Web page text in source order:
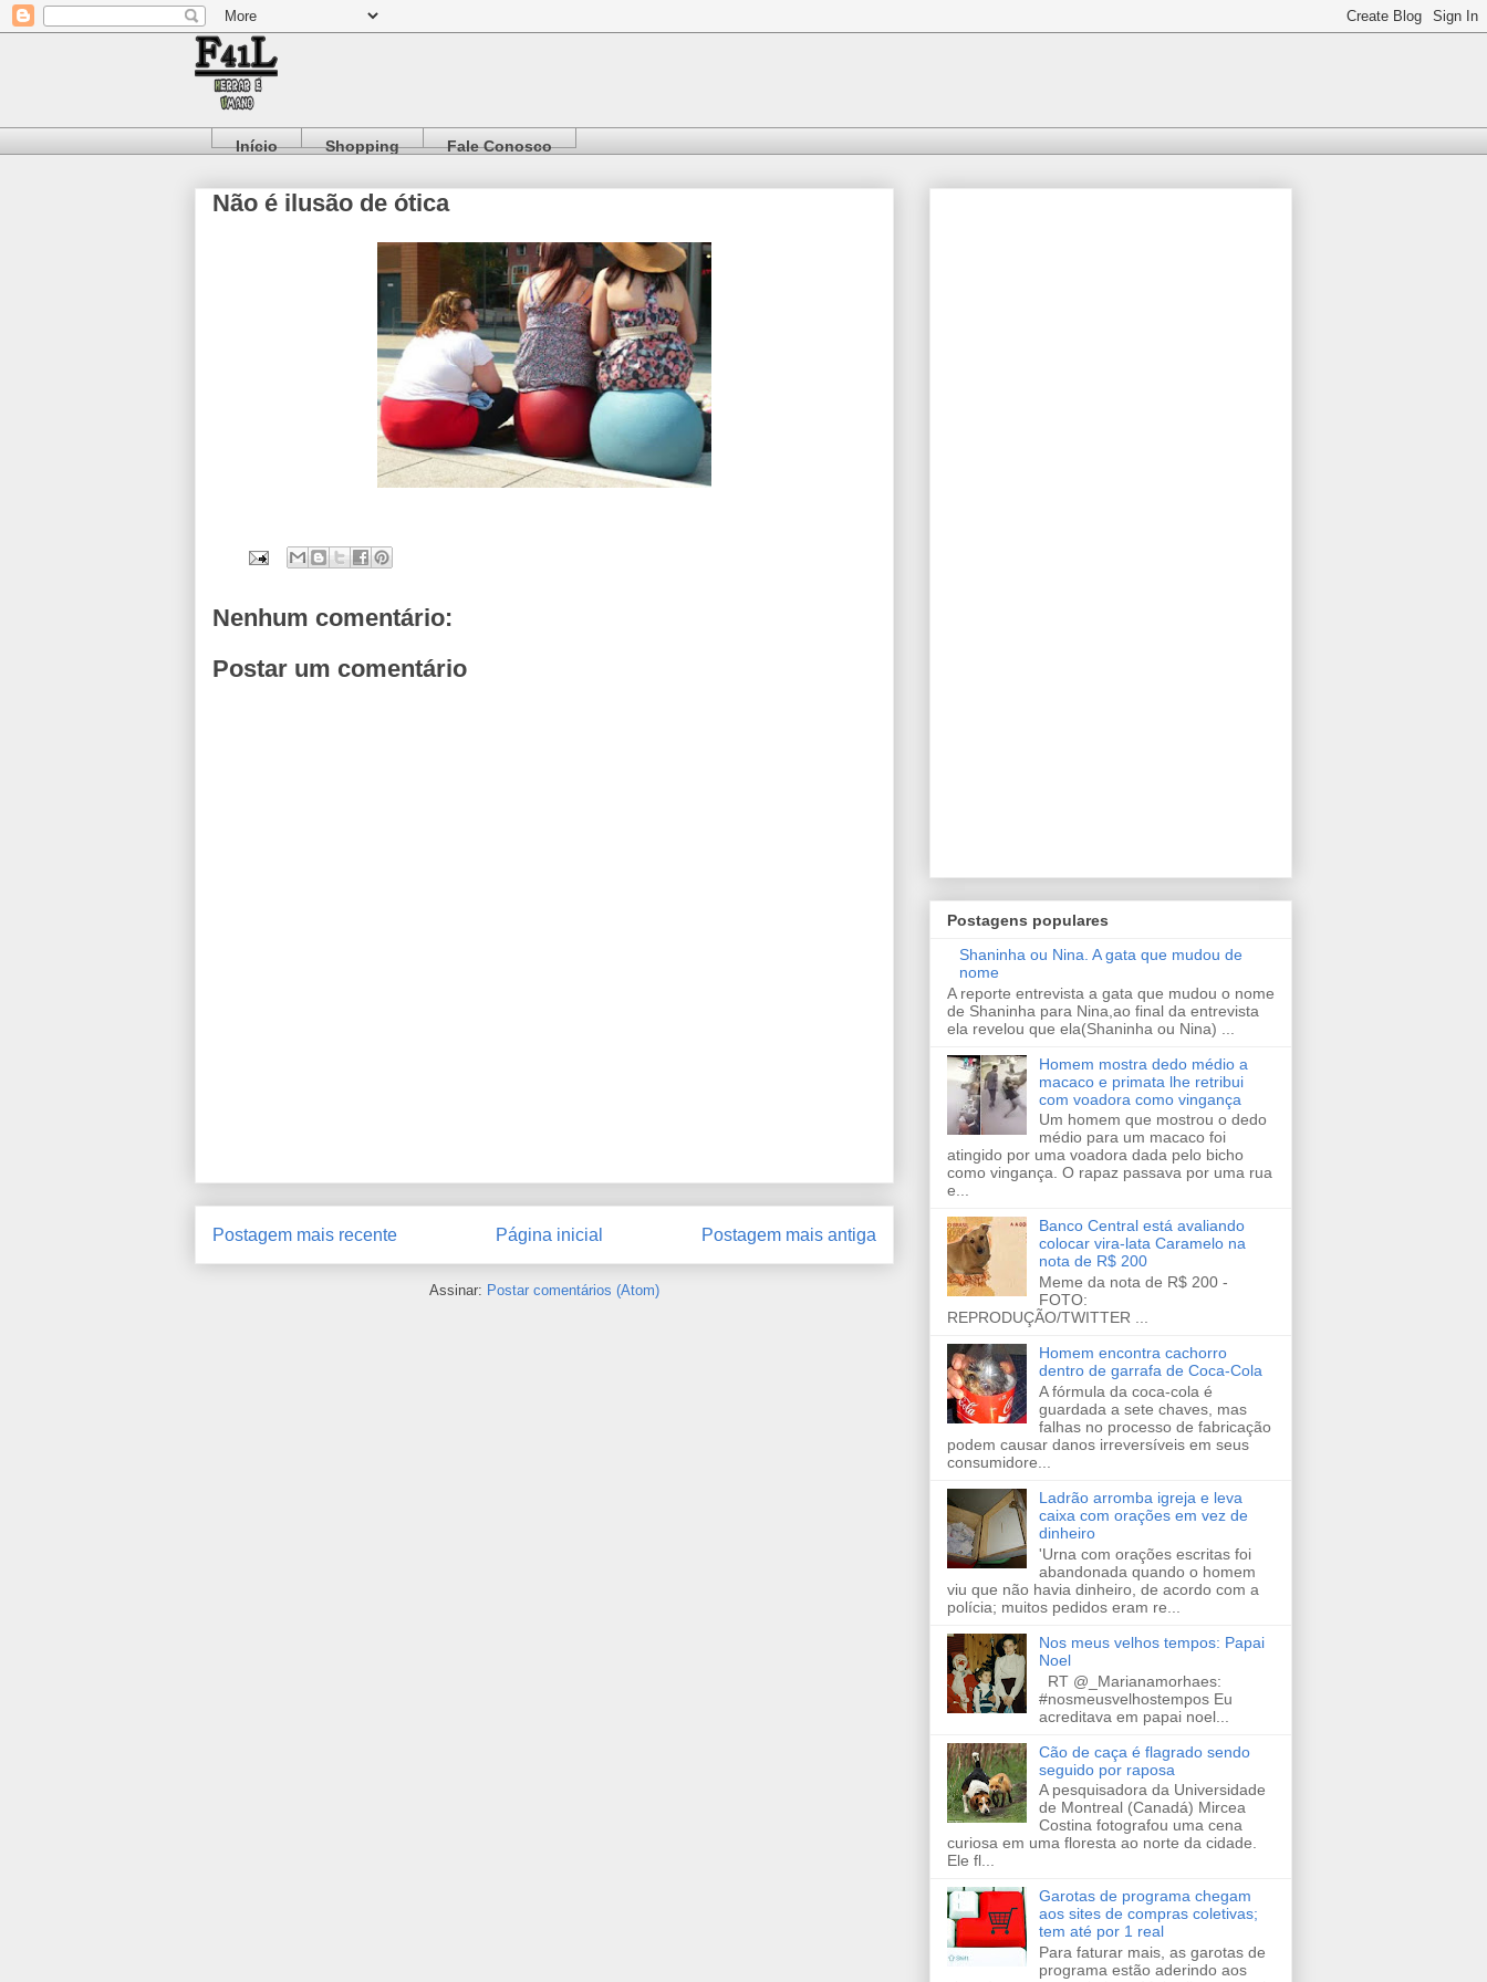
Início Shopping Fale Conosco
Não é ilusão de ótica
Nenhum comentário:
Postar um comentário
Postagem mais recente Postagem mais antiga
Página inicial
Assinar: Postar comentários (Atom)
Postagens populares
Shaninha ou Nina. A gata que mudou de
nome
A reporte entrevista a gata que mudou o nome
de Shaninha para Nina,ao final da entrevista
ela revelou que ela(Shaninha ou Nina) ...
Homem mostra dedo médio a
macaco e primata lhe retribui
com voadora como vingança
Um homem que mostrou o dedo
médio para um macaco foi
atingido por uma voadora dada pelo bicho
como vingança. O rapaz passava por uma rua
e...
Banco Central está avaliando
colocar vira-lata Caramelo na
nota de R$ 200
Meme da nota de R$ 200 -
FOTO:
REPRODUÇÃO/TWITTER ...
Homem encontra cachorro
dentro de garrafa de Coca-Cola
A fórmula da coca-cola é
guardada a sete chaves, mas
falhas no processo de fabricação
podem causar danos irreversíveis em seus
consumidore...
Ladrão arromba igreja e leva
caixa com orações em vez de
dinheiro
'Urna com orações escritas foi
abandonada quando o homem
viu que não havia dinheiro, de acordo com a
polícia; muitos pedidos eram re...
Nos meus velhos tempos: Papai
Noel
RT @_Marianamorhaes:
#nosmeusvelhostempos Eu
acreditava em papai noel...
Cão de caça é flagrado sendo
seguido por raposa
A pesquisadora da Universidade
de Montreal (Canadá) Mircea
Costina fotografou uma cena
curiosa em uma floresta ao norte da cidade.
Ele fl...
Garotas de programa chegam
aos sites de compras coletivas;
tem até por 1 real
Para faturar mais, as garotas de
programa estão aderindo aos